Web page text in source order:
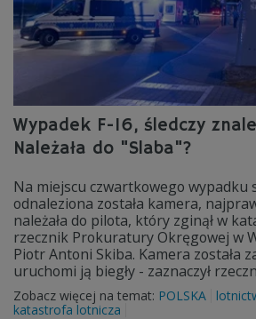
Wypadek F-16, śledczy
Należała do "Slaba"?
Na miejscu czwartkowego wypadku
odnaleziona została kamera,
należała do pilota, który zginął w
rzecznik Prokuratury Okręgowej w
Piotr Antoni Skiba. Kamera została
uruchomi ją biegły - zaznaczył
Zobacz więcej na temat: POLSKA
katastrofa lotnicza